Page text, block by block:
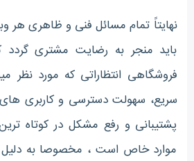
نهایتاً تمام مسائل فنی و ظاهری هر
باید منجر به رضایت مشتری گردد
فروشگاهی انتظاراتی که مورد نظر
سریع، سهولت دسترسی و کاربری
پشتیبانی و رفع مشکل در کوتاه
موارد خاص است ، مخصوصا به